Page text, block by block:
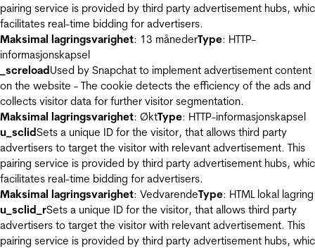
pairing service is provided by third party advertisement hubs,
facilitates real-time bidding for advertisers.
Maksimal lagringsvarighet: 13 månederType: HTTP-
informasjonskapsel
_screloadUsed by Snapchat to implement advertisement content
on the website - The cookie detects the efficiency of the ads and
collects visitor data for further visitor segmentation.
Maksimal lagringsvarighet: ØktType: HTTP-informasjonskapsel
u_sclidSets a unique ID for the visitor, that allows third party
advertisers to target the visitor with relevant advertisement. This
pairing service is provided by third party advertisement hubs,
facilitates real-time bidding for advertisers.
Maksimal lagringsvarighet: VedvarendeType: HTML lokal lagring
u_sclid_rSets a unique ID for the visitor, that allows third party
advertisers to target the visitor with relevant advertisement. This
pairing service is provided by third party advertisement hubs,